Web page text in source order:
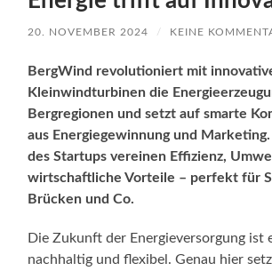
20. NOVEMBER 2024 / KEINE
BergWind revolutioniert mit
Kleinwindturbinen die
Bergregionen und setzt auf smarte
aus Energiegewinnung und
des Startups vereinen Effizienz,
wirtschaftliche Vorteile – perfekt für
Brücken und Co.
Die Zukunft der Energieversorgung ist
nachhaltig und flexibel. Genau hier